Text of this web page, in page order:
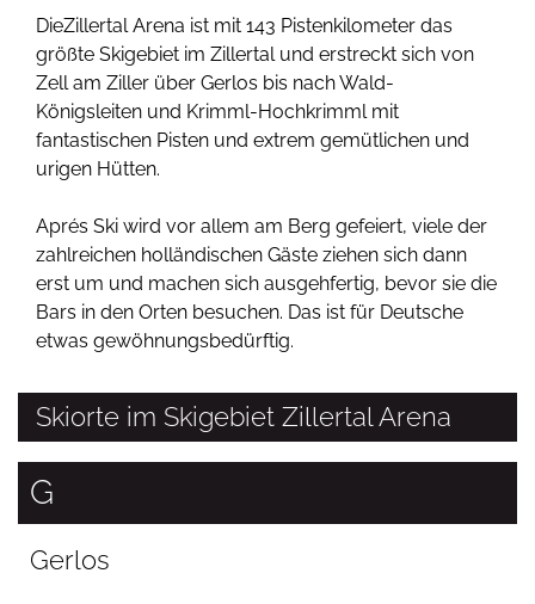
DieZillertal Arena ist mit 143 Pistenkilometer das
größte Skigebiet im Zillertal und erstreckt sich von
Zell am Ziller über Gerlos bis nach Wald-
Königsleiten und Krimml-Hochkrimml mit
fantastischen Pisten und extrem gemütlichen und
urigen Hütten.
Aprés Ski wird vor allem am Berg gefeiert, viele der
zahlreichen holländischen Gäste ziehen sich dann
erst um und machen sich ausgehfertig, bevor sie die
Bars in den Orten besuchen. Das ist für Deutsche
etwas gewöhnungsbedürftig.
Skiorte im Skigebiet Zillertal Arena
G
Gerlos